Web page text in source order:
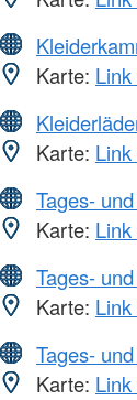
Karte:
Karte:
Tages-
Karte:
Tages-
Karte:
Tages-
Karte: